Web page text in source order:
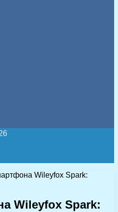
Wileyfox Spark:
Wileyfox Spark: